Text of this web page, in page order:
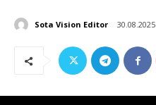
Sota Vision Editor 30.08.2025